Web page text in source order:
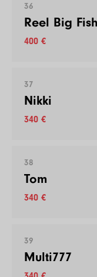
36
Reel Big Fish
400 €
37
Nikki
340 €
38
Tom
340 €
39
Multi777